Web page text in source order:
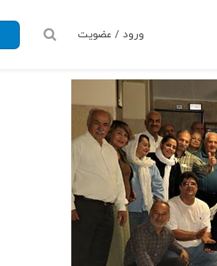
ورود / عضویت